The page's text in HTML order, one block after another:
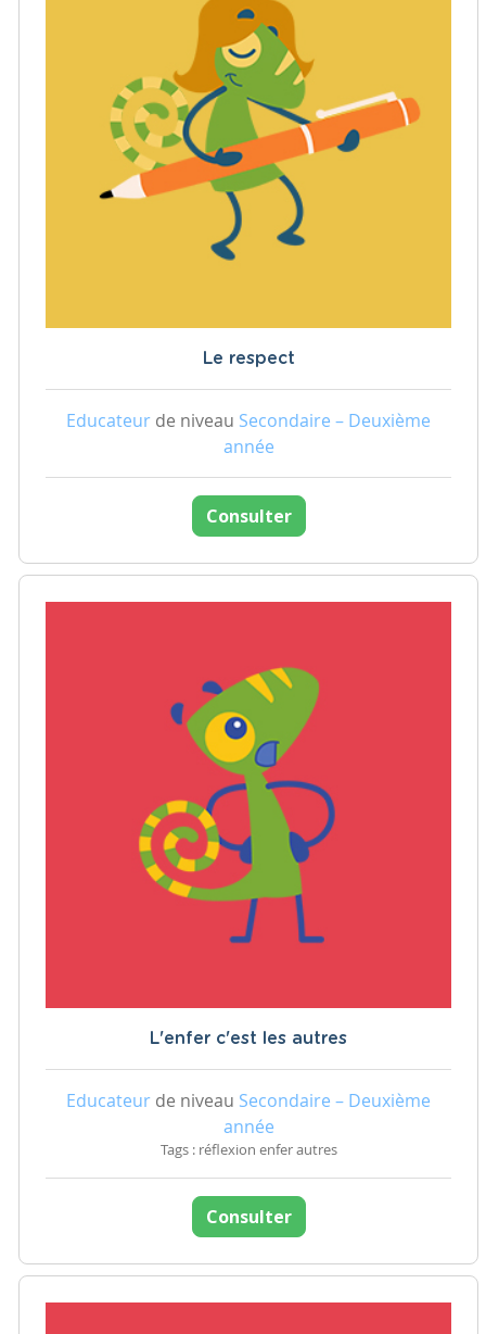
Le respect
Educateur de niveau Secondaire – Deuxième
année
Consulter
L'enfer c'est les autres
Educateur de niveau Secondaire – Deuxième
année
Tags : réflexion enfer autres
Consulter